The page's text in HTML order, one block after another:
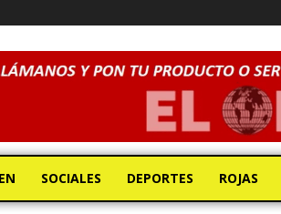
SOCIALES DEPORTES ROJAS